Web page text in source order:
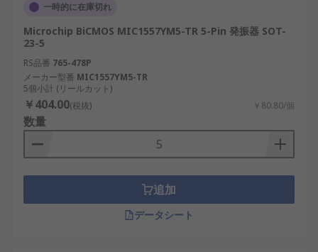
一時的に在庫切れ
Microchip BiCMOS MIC1557YM5-TR 5-Pin 発振器 SOT-
23-5
RS品番 765-478P
メーカー型番 MIC1557YM5-TR
5個小計 (リールカット)
￥404.00(税抜) ￥80.80/個
数量
追加
データシート